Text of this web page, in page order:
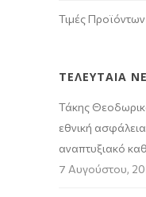
Τιμές
ΤΕΛΕΥΤΑΙΑ
Τάκης
εθνική
αναπτυξιακό
7 Αυγούστου,